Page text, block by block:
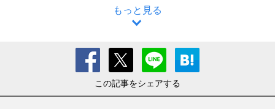
もっと見る
この記事をシェアする